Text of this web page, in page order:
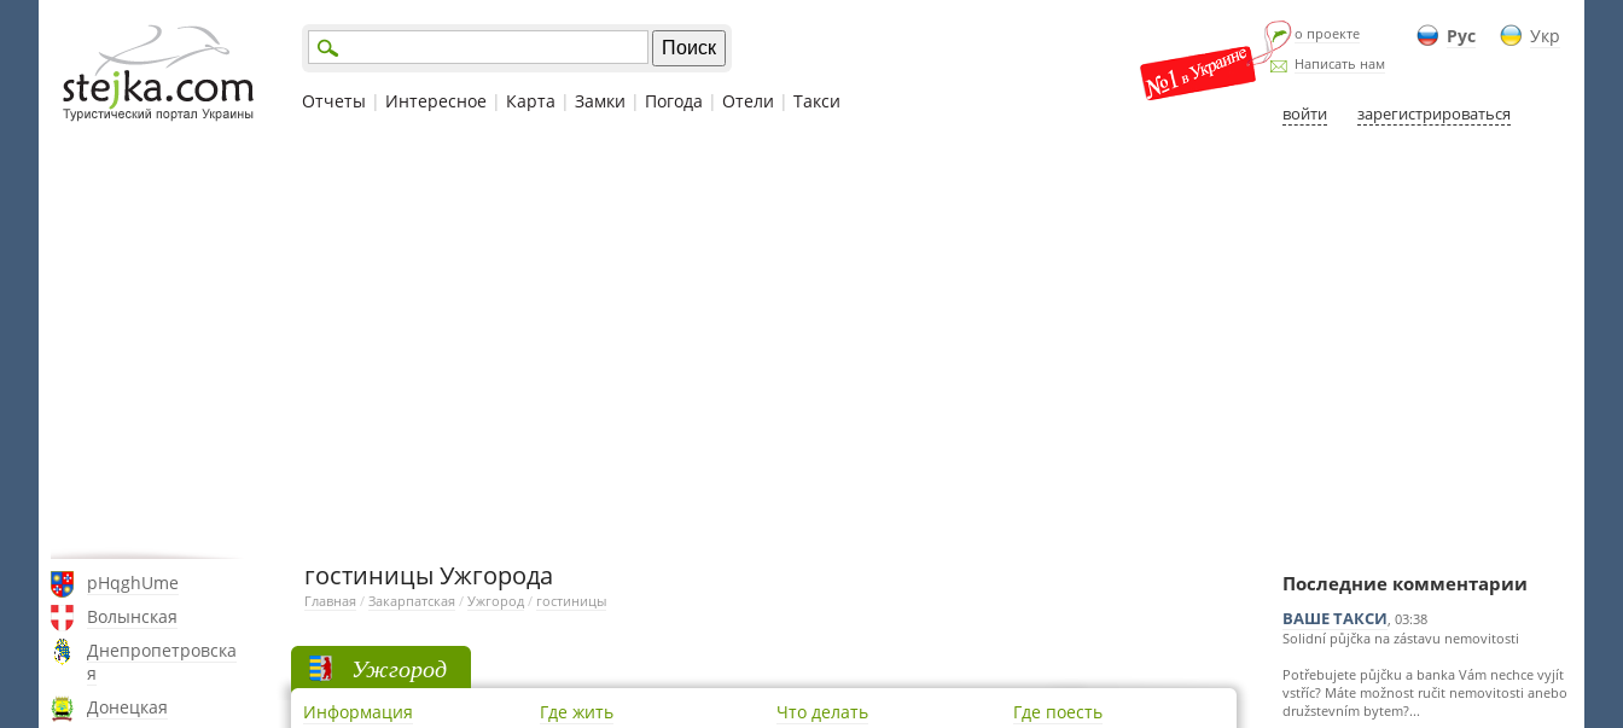
Рус Укр
о проекте
Написать нам
войти зарегистрироваться
Отчеты | Интересное | Карта | Замки | Погода | Отели | Такси
pHqghUme
Волынская
Днепропетровска
я
Донецкая
гостиницы Ужгорода
Главная / Закарпатская / Ужгород / гостиницы
Ужгород
Информация Где жить Что делать Где поесть
Последние комментарии
ВАШЕ ТАКСИ, 03:38
Solidní půjčka na zástavu nemovitosti
Potřebujete půjčku a banka Vám nechce vyjít
vstříc? Máte možnost ručit nemovitosti anebo
družstevním bytem?...